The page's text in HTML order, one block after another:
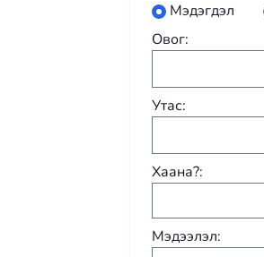
Мэдэгдэл
Овог:
Утас:
Хаана?:
Мэдээлэл: